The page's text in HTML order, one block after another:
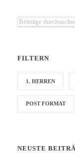
Du suchst etwas
FILTERN
1. HERREN
POST FORMAT
NEUSTE